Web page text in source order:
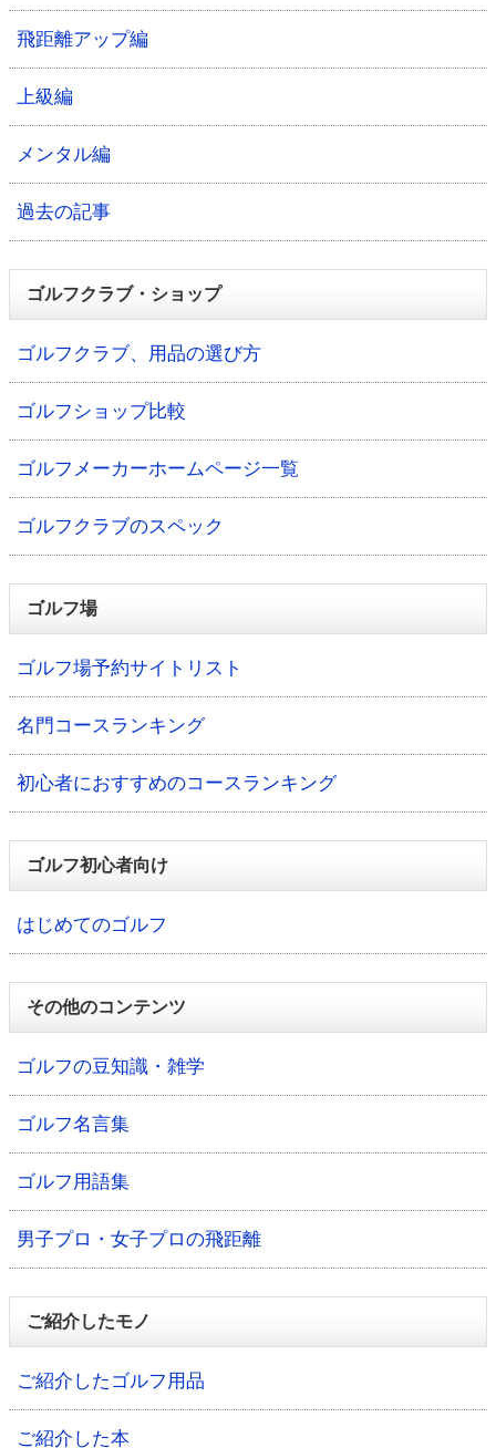
飛距離アップ編
上級編
メンタル編
過去の記事
ゴルフクラブ・ショップ
ゴルフクラブ、用品の選び方
ゴルフショップ比較
ゴルフメーカーホームページ一覧
ゴルフクラブのスペック
ゴルフ場
ゴルフ場予約サイトリスト
名門コースランキング
初心者におすすめのコースランキング
ゴルフ初心者向け
はじめてのゴルフ
その他のコンテンツ
ゴルフの豆知識・雑学
ゴルフ名言集
ゴルフ用語集
男子プロ・女子プロの飛距離
ご紹介したモノ
ご紹介したゴルフ用品
ご紹介した本